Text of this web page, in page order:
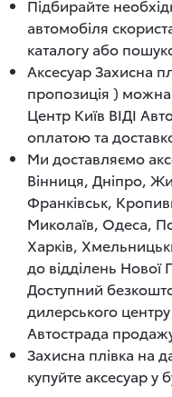
Підбирайте
автомобіля
каталогу або
Аксесуар Захисна
пропозиція ) можна
Центр Київ ВІДІ
оплатою та
Ми доставляємо
Вінниця, Дніпро,
Франківськ,
Миколаїв, Одеса,
Харків,
до відділень
Доступний
дилерського
Автострада
Захисна плівка на
купуйте аксесуар у